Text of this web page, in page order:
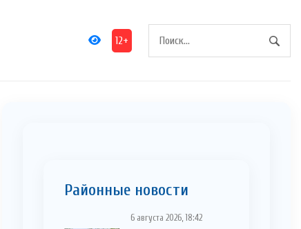
12+
Районные новости
6 августа 2026, 18:42